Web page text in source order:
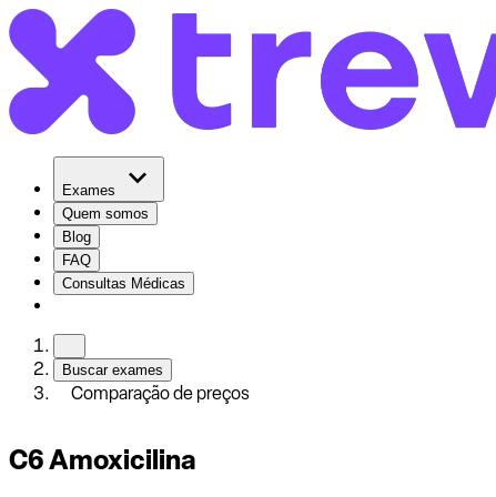
Exames
Quem somos
Blog
FAQ
Consultas Médicas
Buscar exames
Comparação de preços
C6 Amoxicilina